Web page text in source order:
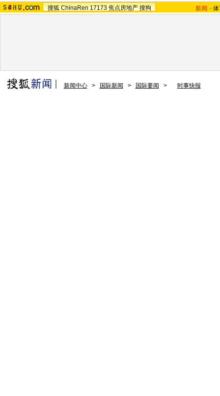
搜狐 ChinaRen 17173 焦点房地产 搜狗 新闻 -
新闻中心 > 国际新闻 > 国际要闻 > 时事快报